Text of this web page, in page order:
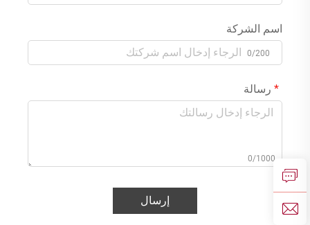
اسم الشركة
0/200
رسالة
0/1000
إرسال